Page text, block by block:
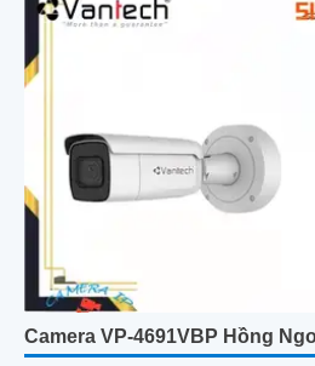
Camera VP-4691VBP Hồng